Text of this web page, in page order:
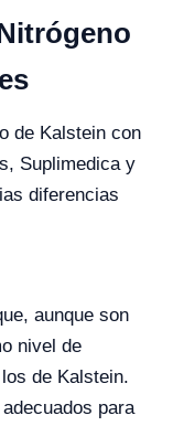
de Kalstein con
Suplimedica y
diferencias
aunque son
nivel de
de Kalstein.
para